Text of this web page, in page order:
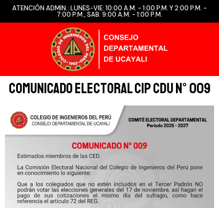
ATENCIÓN ADMIN.: LUNES-VIE: 10:00 A.M. - 1:00 P.M. Y 2:00 P.M. -
7:00 P.M., SAB. 9:00 A.M. - 1:00 P.M.
Comunicado Electoral CIP CDU N° 009